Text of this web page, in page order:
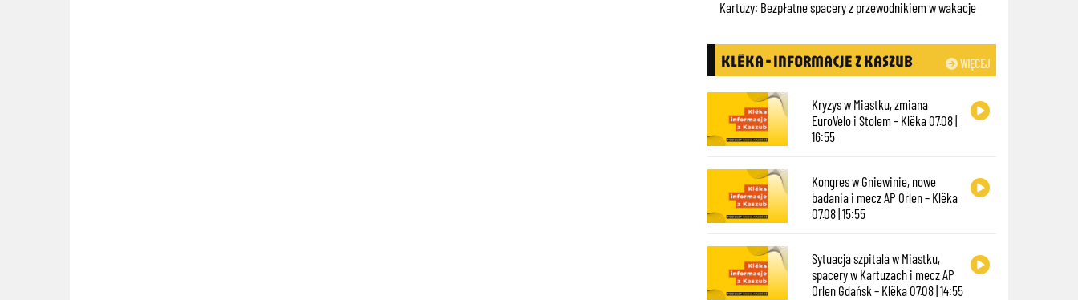
Kartuzy: Bezpłatne spacery z przewodnikiem w wakacje
WIĘCEJ
KLËKA - INFORMACJE Z KASZUB
Kryzys w Miastku, zmiana
EuroVelo i Stolem – Klëka 07.08 |
16:55
Kongres w Gniewinie, nowe
badania i mecz AP Orlen – Klëka
07.08 | 15:55
Sytuacja szpitala w Miastku,
spacery w Kartuzach i mecz AP
Orlen Gdańsk – Klëka 07.08 | 14:55